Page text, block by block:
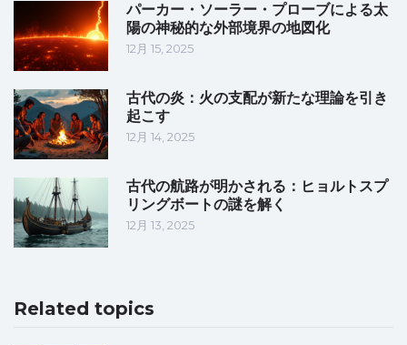
パーカー・ソーラー・プローブによる太
陽の神秘的な外部境界の地図化
12月 15, 2025
古代の炎：火の支配が新たな理論を引き
起こす
12月 14, 2025
古代の航路が明かされる：ヒョルトスプ
リングボートの謎を解く
12月 13, 2025
Related topics